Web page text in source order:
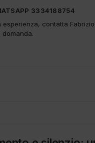
3334188754
contatta